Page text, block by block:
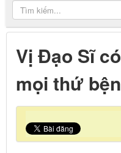
Vị Đạo Sĩ
mọi thứ